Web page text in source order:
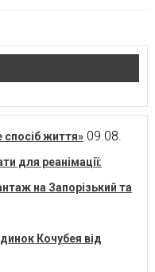
спосіб життя» 09.08.
для реанімації:
на Запорізький та
Кочубея від